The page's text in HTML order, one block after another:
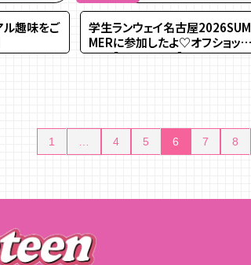
ル趣味をご
学生ランウェイ名古屋2026SUM
MERに参加したよ♡オフショット
公開【Instagram】
1 4 5 6 7 8